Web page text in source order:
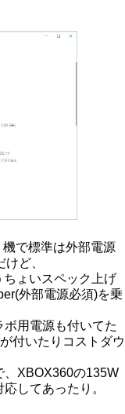
で標準は外部電源
ど、
ょいスペック上げ
外部電源必須)を乗
用電源も付いてた
付いたりコストダウ
、XBOX360の135W
してあったり。